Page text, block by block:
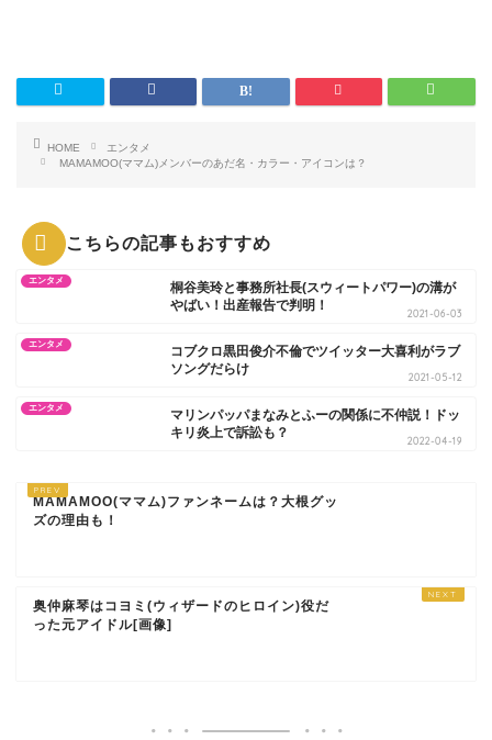
HOME
エンタメ
MAMAMOO(ママム)メンバーのあだ名・カラー・アイコンは？
こちらの記事もおすすめ
エンタメ
桐谷美玲と事務所社長(スウィートパワー)の溝が
やばい！出産報告で判明！
2021-06-03
エンタメ
コブクロ黒田俊介不倫でツイッター大喜利がラブ
ソングだらけ
2021-05-12
エンタメ
マリンパッパまなみとふーの関係に不仲説！ドッ
キリ炎上で訴訟も？
2022-04-19
MAMAMOO(ママム)ファンネームは？大根グッ
ズの理由も！
奥仲麻琴はコヨミ(ウィザードのヒロイン)役だ
った元アイドル[画像]